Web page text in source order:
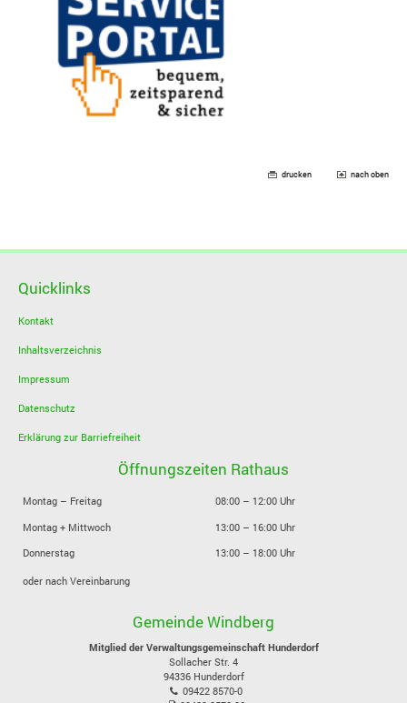
drucken nach oben
Quicklinks
Kontakt
Inhaltsverzeichnis
Impressum
Datenschutz
Erklärung zur Barriefreiheit
Öffnungszeiten Rathaus
Montag – Freitag
08:00 – 12:00 Uhr
Montag + Mittwoch
13:00 – 16:00 Uhr
Donnerstag
13:00 – 18:00 Uhr
oder nach Vereinbarung
Gemeinde Windberg
Mitglied der Verwaltungsgemeinschaft Hunderdorf
Sollacher Str. 4
94336 Hunderdorf
09422 8570-0